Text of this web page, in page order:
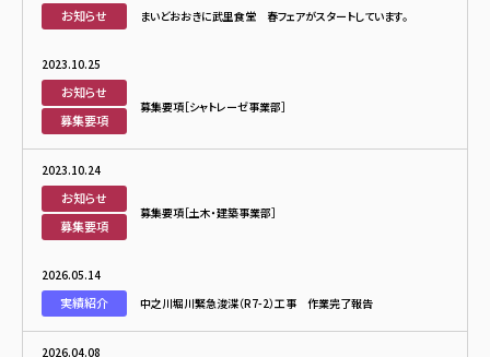
お知らせ まいどおおきに武里食堂 春フェアがスタートしています。
2023.10.25
お知らせ
募集要項
募集要項［シャトレーゼ事業部］
2023.10.24
お知らせ
募集要項
募集要項［土木・建築事業部］
2026.05.14
実績紹介 中之川堀川緊急浚渫（R7-2）工事 作業完了報告
2026.04.08